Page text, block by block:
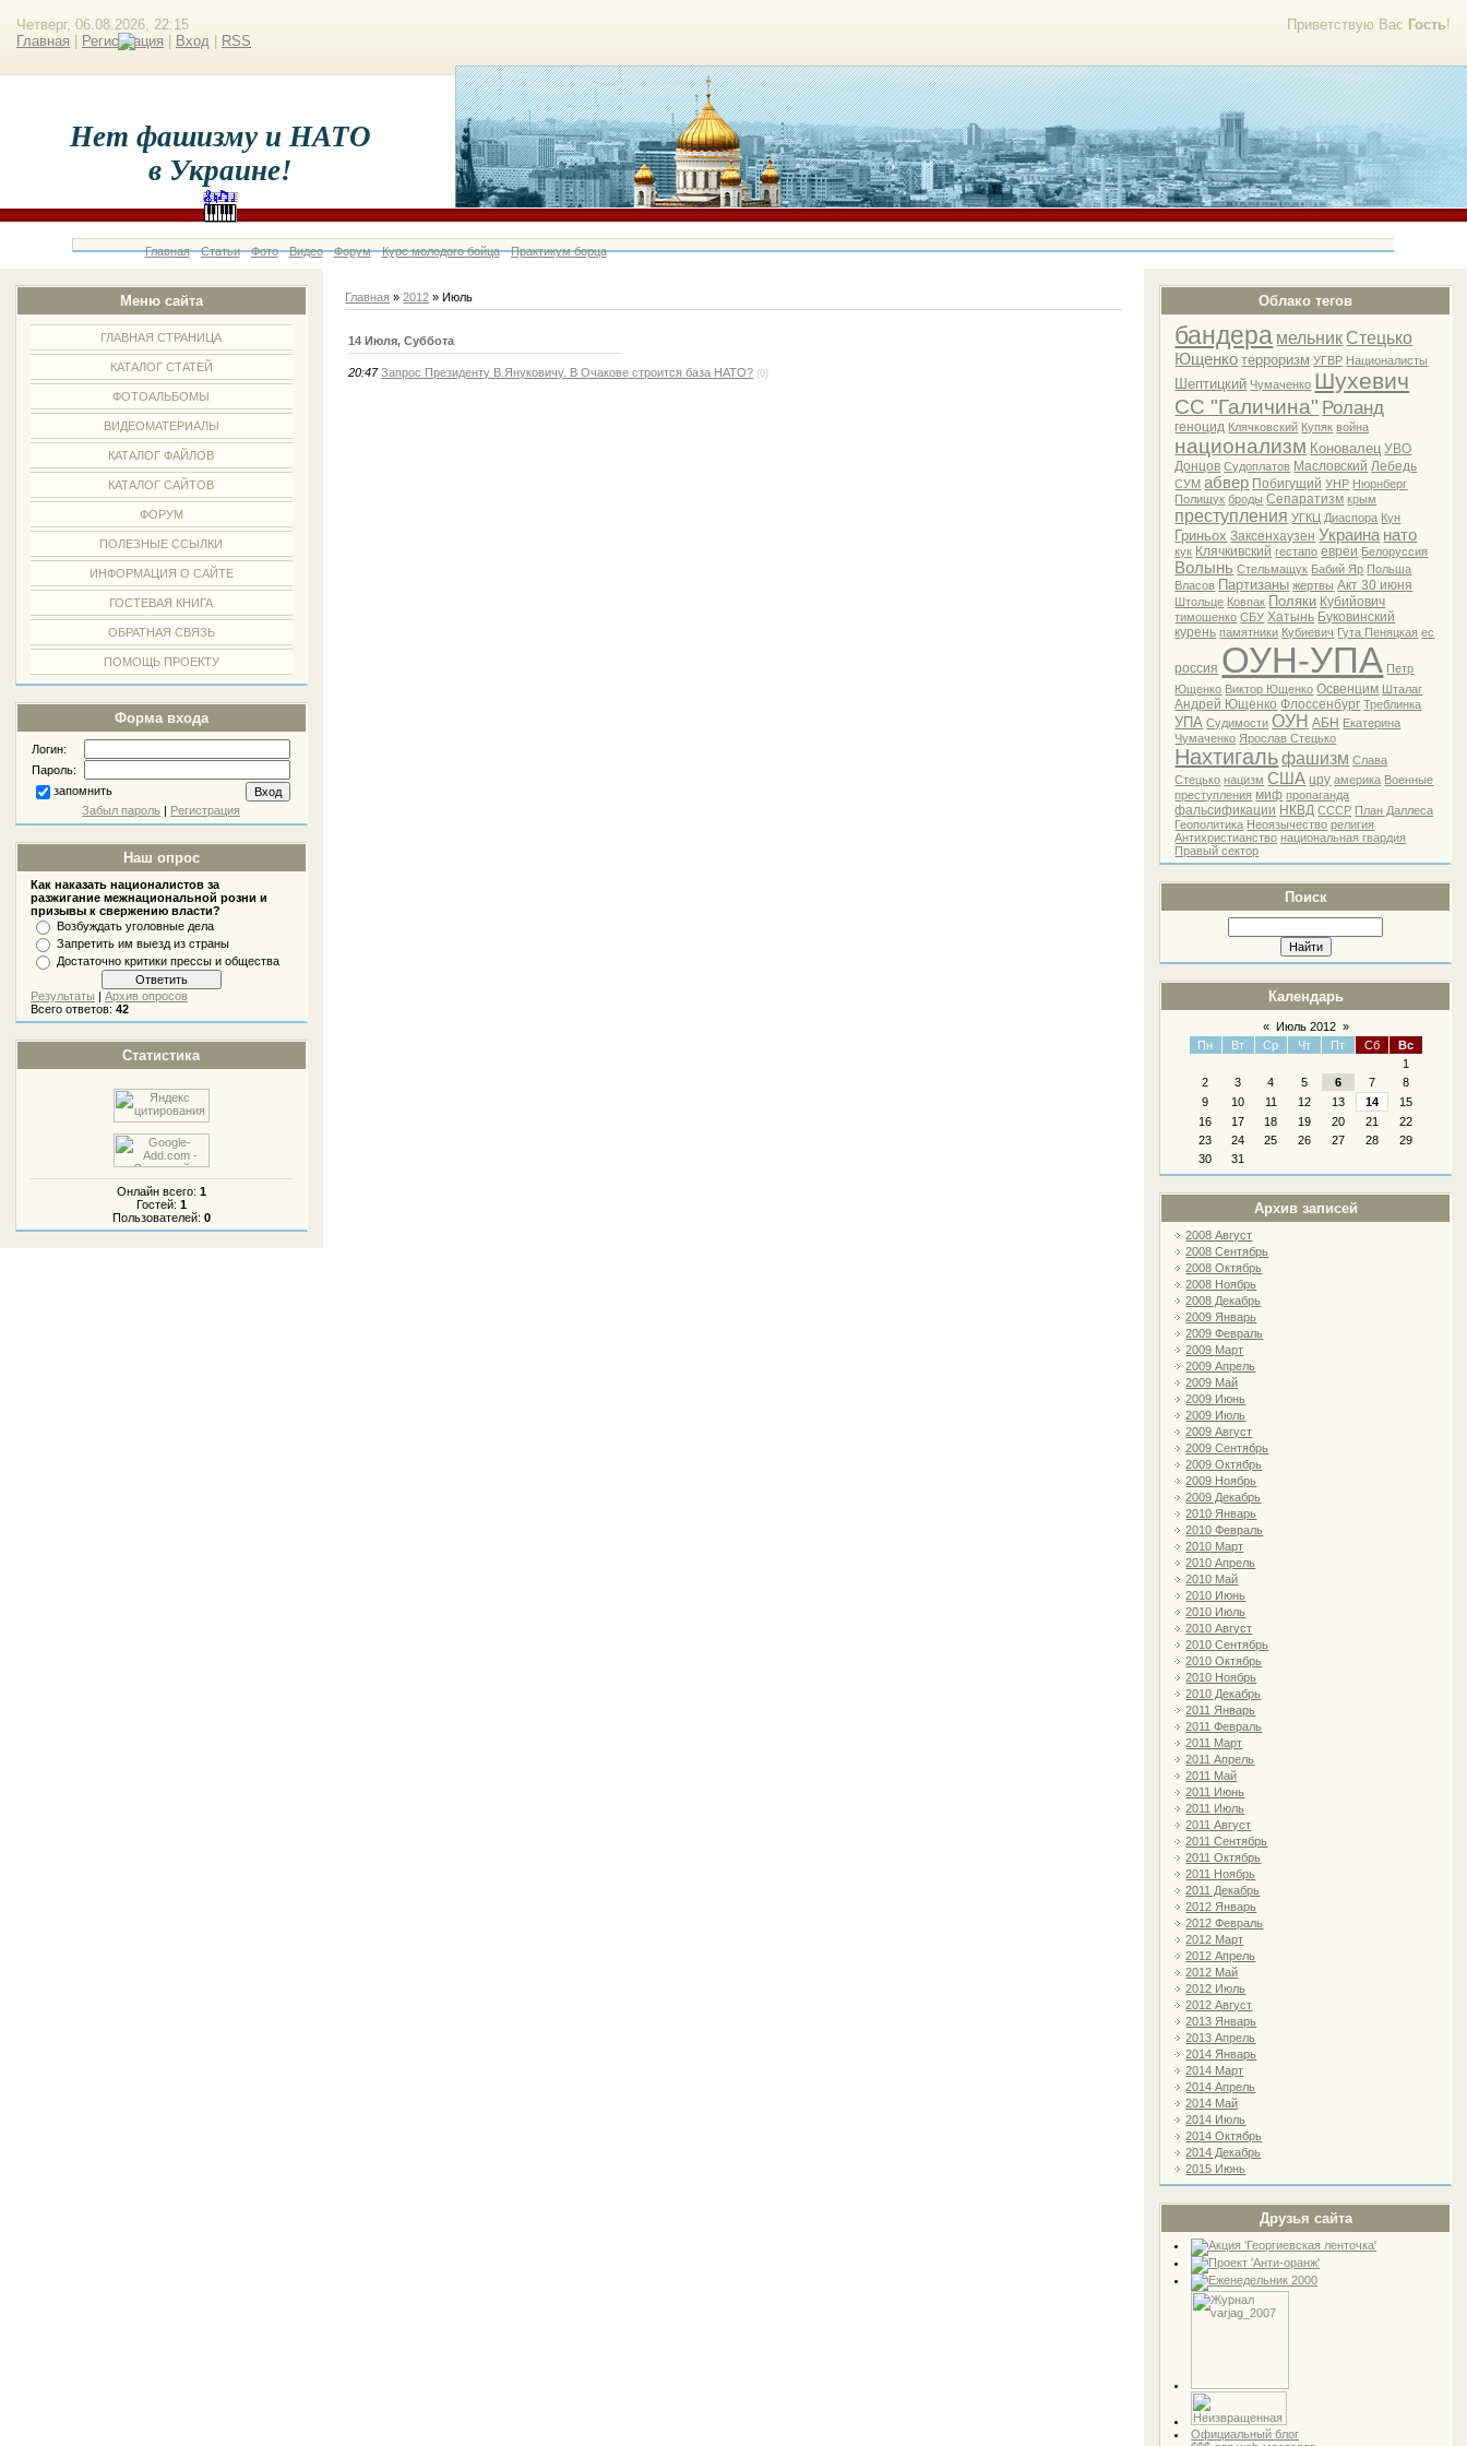
Приветствую Вас Гость!
Четверг, 06.08.2026, 22:15
Главная
Регистрация Вход RSS
Нет фашизму и НАТО
в Украине!
Главная Статьи Фото Видео Форум Курс молодого бойца Практикум борца
Меню сайта
ГЛАВНАЯ СТРАНИЦА
КАТАЛОГ СТАТЕЙ
ФОТОАЛЬБОМЫ
ВИДЕОМАТЕРИАЛЫ
КАТАЛОГ ФАЙЛОВ
КАТАЛОГ САЙТОВ
ФОРУМ
ПОЛЕЗНЫЕ ССЫЛКИ
ИНФОРМАЦИЯ О САЙТЕ
ГОСТЕВАЯ КНИГА
ОБРАТНАЯ СВЯЗЬ
ПОМОЩЬ ПРОЕКТУ
Форма входа
Логин:
Пароль:
запомнить
Забыл пароль | Регистрация
Наш опрос
Как наказать националистов за
разжигание межнациональной розни и
призывы к свержению власти?
Возбуждать уголовные дела
Запретить им выезд из страны
Достаточно критики прессы и общества
Результаты |Архив опросов
Всего ответов:42
Статистика
Онлайн всего: 1
Гостей: 1
Пользователей: 0
Облако тегов
бандера мельник Стецько
Ющенко терроризм УГВР Националисты
Шептицкий Чумаченко Шухевич
СС "Галичина" Роланд
геноцид Клячковский Купяк война
национализм Коновалец УВО
Донцов Судоплатов Масловский Лебедь
СУМ абвер Побигущий УНР Нюрнберг
Полищук броды Сепаратизм крым
преступления УГКЦ Диаспора Кун
Гриньох Заксенхаузен Украина нато
кук Клячкивский гестапо евреи Белоруссия
Волынь Стельмащук Бабий Яр Польша
Власов Партизаны жертвы Акт 30 июня
Штольце Ковпак Поляки Кубийович
тимошенко СБУ Хатынь Буковинский
курень памятники Кубиевич Гута Пеняцкая ес
россия ОУН-УПА Петр
Ющенко Виктор Ющенко Освенцим Шталаг
Андрей Ющенко Флоссенбург Треблинка
УПА Судимости ОУН АБН Екатерина
Чумаченко Ярослав Стецько
Нахтигаль фашизм Слава
Стецько нацизм США цру америка Военные
преступления миф пропаганда
фальсификации НКВД СССР План Даллеса
Геополитика Неоязычество религия
Антихристианство национальная гвардия
Правый сектор
Поиск
Календарь
« Июль 2012 »
Пн
Вт Ср Чт Пт Сб
Вс
1
2
3 4 5 6 7
8
9
10 11 12 13 14
15
16
17 18 19 20 21
22
23
24 25 26 27 28
29
30
31
Архив записей
2008 Август
2008 Сентябрь
2008 Октябрь
2008 Ноябрь
2008 Декабрь
2009 Январь
2009 Февраль
2009 Март
2009 Апрель
2009 Май
2009 Июнь
2009 Июль
2009 Август
2009 Сентябрь
2009 Октябрь
2009 Ноябрь
2009 Декабрь
2010 Январь
2010 Февраль
2010 Март
2010 Апрель
2010 Май
2010 Июнь
2010 Июль
2010 Август
2010 Сентябрь
2010 Октябрь
2010 Ноябрь
2010 Декабрь
2011 Январь
2011 Февраль
2011 Март
2011 Апрель
2011 Май
2011 Июнь
2011 Июль
2011 Август
2011 Сентябрь
2011 Октябрь
2011 Ноябрь
2011 Декабрь
2012 Январь
2012 Февраль
2012 Март
2012 Апрель
2012 Май
2012 Июль
2012 Август
2013 Январь
2013 Апрель
2014 Январь
2014 Март
2014 Апрель
2014 Май
2014 Июль
2014 Октябрь
2014 Декабрь
2015 Июнь
Друзья сайта
Официальный блог
Главная »2012 » Июль
14 Июля, Суббота
20:47 Запрос Президенту В.Януковичу. В Очакове строится база НАТО? (0)